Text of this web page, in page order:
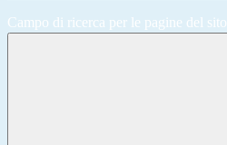
Campo di ricerca per le pagine del sito